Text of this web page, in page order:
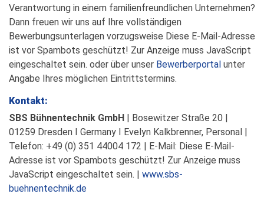
Verantwortung in einem familienfreundlichen Unternehmen?
Dann freuen wir uns auf Ihre vollständigen
Bewerbungsunterlagen vorzugsweise Diese E-Mail-Adresse
ist vor Spambots geschützt! Zur Anzeige muss JavaScript
eingeschaltet sein. oder über unser Bewerberportal unter
Angabe Ihres möglichen Eintrittstermins.
Kontakt:
SBS Bühnentechnik GmbH | Bosewitzer Straße 20 |
01259 Dresden I Germany I Evelyn Kalkbrenner, Personal |
Telefon: +49 (0) 351 44004 172 | E-Mail: Diese E-Mail-
Adresse ist vor Spambots geschützt! Zur Anzeige muss
JavaScript eingeschaltet sein. | www.sbs-
buehnentechnik.de